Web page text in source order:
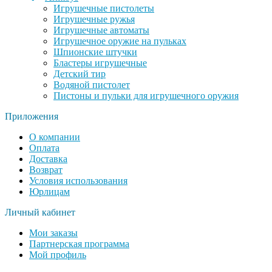
Игрушечные пистолеты
Игрушечные ружья
Игрушечные автоматы
Игрушечное оружие на пульках
Шпионские штучки
Бластеры игрушечные
Детский тир
Водяной пистолет
Пистоны и пульки для игрушечного оружия
Приложения
О компании
Оплата
Доставка
Возврат
Условия использования
Юрлицам
Личный кабинет
Мои заказы
Партнерская программа
Мой профиль